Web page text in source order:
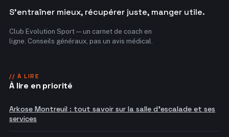
S'entraîner mieux, récupérer juste, manger utile.
Club Evolution Sport — un carnet de coach en
ligne. Conseils généraux, pas un avis médical.
// À LIRE
À lire en priorité
Arkose Montreuil : tout savoir sur la salle d'escalade et ses
services